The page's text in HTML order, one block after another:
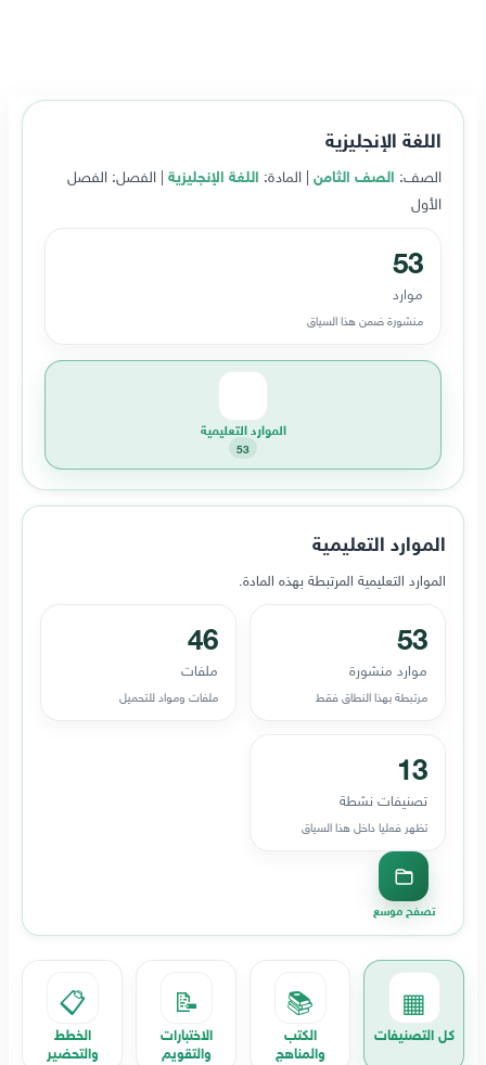
اللغة الإنجليزية
الصف: الصف الثامن | المادة: اللغة الإنجليزية | الفصل: الفصل
الأول
53
موارد
منشورة ضمن هذا السياق
الموارد التعليمية
53
الموارد التعليمية
الموارد التعليمية المرتبطة بهذه المادة.
53
موارد منشورة
مرتبطة بهذا النطاق فقط
46
ملفات
ملفات ومواد للتحميل
13
تصنيفات نشطة
تظهر فعليا داخل هذا السياق
تصفح موسع
▦
كل التصنيفات
📚
الكتب
والمناهج
📝
الاختبارات
والتقويم
📋
الخطط
والتحضير